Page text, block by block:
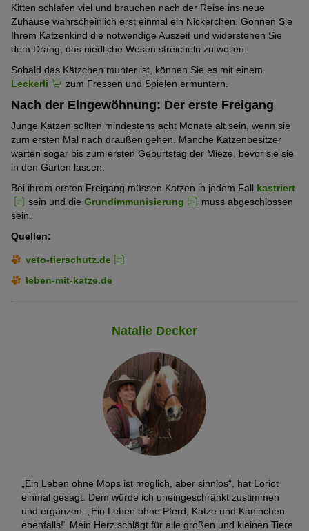
Kitten schlafen viel und brauchen nach der Reise ins neue
Zuhause wahrscheinlich erst einmal ein Nickerchen. Gönnen Sie
Ihrem Katzenkind die notwendige Auszeit und widerstehen Sie
dem Drang, das niedliche Wesen streicheln zu wollen.
Sobald das Kätzchen munter ist, können Sie es mit einem
Leckerli
zum Fressen und Spielen ermuntern.
Nach der Eingewöhnung: Der erste Freigang
Junge Katzen sollten mindestens acht Monate alt sein, wenn sie
zum ersten Mal nach draußen gehen. Manche Katzenbesitzer
warten sogar bis zum ersten Geburtstag der Mieze, bevor sie sie
in den Garten lassen.
Bei ihrem ersten Freigang müssen Katzen in jedem Fall kastriert
sein und die Grundimmunisierung
muss abgeschlossen
sein.
Quellen:
veto-tierschutz.de
leben-mit-katze.de
Natalie Decker
„Ein Leben ohne Mops ist möglich, aber sinnlos“, hat Loriot
einmal gesagt. Dem würde ich uneingeschränkt zustimmen
und ergänzen: „Ein Leben ohne Pferd, Katze und Kaninchen
ebenfalls!“ Mein Herz schlägt für alle großen und kleinen Tiere